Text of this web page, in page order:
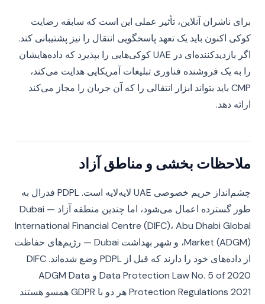
برای ناشران آنلاین، تأثیر عملی این است که سابقه رضایت
کوکی اکنون باید یک تعهد پاسخگویی انتقال را نیز پشتیبانی کند.
اگر بازدیدکننده‌ای در UAE کوکی‌هایی را بپذیرد که داده‌هایشان
را به یک فروشنده فناوری تبلیغات آمریکایی هدایت می‌کند،
CMP باید بتواند ابزار انتقالی را که آن جریان را مجاز می‌کند
ارائه دهد.
ملاحظات بخشی و مناطق آزاد
چشم‌انداز حریم خصوصی UAE لایه‌لایه است. PDPL فدرال به
طور گسترده اعمال می‌شود، اما چندین منطقه آزاد — Dubai
International Financial Centre (DIFC)، Abu Dhabi Global
Market (ADGM)، و شهر بهداشت Dubai — رژیم‌های حفاظت
از داده‌های خود را دارند که قبل از PDPL وضع شده‌اند. DIFC
Data Protection Law No. 5 of 2020 و ADGM Data
Protection Regulations 2021 هر دو با GDPR همسو هستند